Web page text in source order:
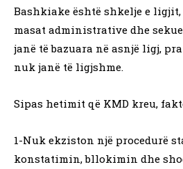
Bashkiake është shkelje e
masat administrative dhe
janë të bazuara në asnjë ligj,
nuk janë të ligjshme.
Sipas hetimit që KMD kreu,
1-Nuk ekziston një procedurë
konstatimin, bllokimin dhe